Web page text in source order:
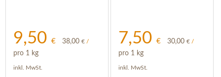
9,50€ 38,00€ /
pro 1 kg
inkl. MwSt.
7,50 € 30,00 €/
pro 1 kg
inkl. MwSt.